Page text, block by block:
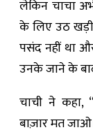
लेकिन चाचा
के लिए उठ
पसंद नहीं था
उनके जाने के
चाची ने
बाज़ार मत